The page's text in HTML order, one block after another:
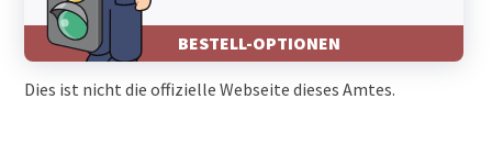
9231 Egg (Flawil)
9230 Flawil
9223 Schweizersholz
9203 Niederwil SG
BESTELL-OPTIONEN
Dies ist nicht die offizielle Webseite dieses Amtes.